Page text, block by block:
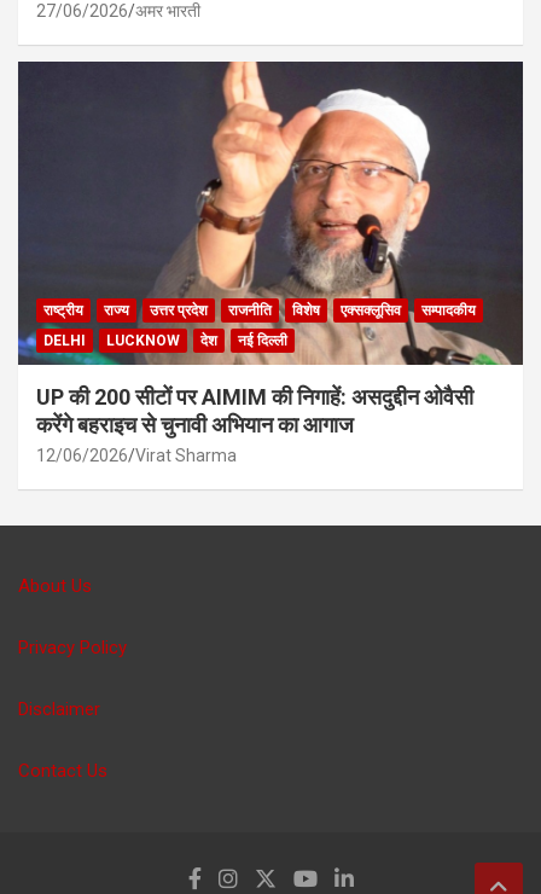
27/06/2026 अमर भारती
राष्ट्रीय राज्य उत्तर प्रदेश राजनीति विशेष एक्सक्लूसिव
सम्पादकीय
DELHI
LUCKNOW देश नई दिल्ली
UP की 200 सीटों पर AIMIM की निगाहें: असदुद्दीन ओवैसी
करेंगे बहराइच से चुनावी अभियान का आगाज
12/06/2026 Virat Sharma
About Us
Privacy Policy
Disclaimer
Contact Us